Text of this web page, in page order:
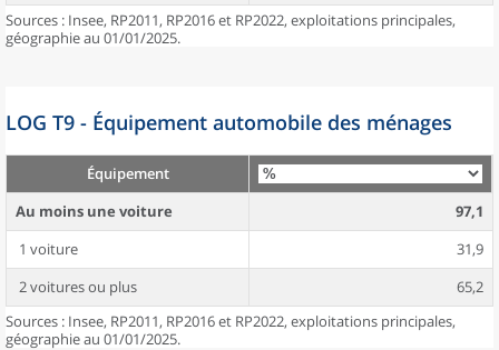
Sources : Insee, RP2011, RP2016 et RP2022, exploitations principales,
géographie au 01/01/2025.
LOG T9 - Équipement automobile des ménages
Équipement
Au moins une voiture
97,1
1 voiture
31,9
2 voitures ou plus
65,2
Sources : Insee, RP2011, RP2016 et RP2022, exploitations principales,
géographie au 01/01/2025.